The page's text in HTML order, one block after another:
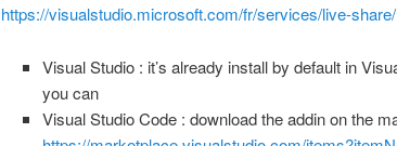
https://visualstudio.microsoft.com/fr/services/live-share/
Visual Studio : it’s already install by default in
you can
Visual Studio Code : download the addin on the